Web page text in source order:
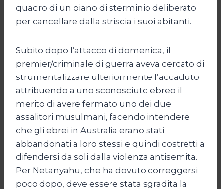
quadro di un piano di sterminio deliberato
per cancellare dalla striscia i suoi abitanti.
Subito dopo l’attacco di domenica, il
premier/criminale di guerra aveva cercato di
strumentalizzare ulteriormente l’accaduto
attribuendo a uno sconosciuto ebreo il
merito di avere fermato uno dei due
assalitori musulmani, facendo intendere
che gli ebrei in Australia erano stati
abbandonati a loro stessi e quindi costretti a
difendersi da soli dalla violenza antisemita.
Per Netanyahu, che ha dovuto correggersi
poco dopo, deve essere stata sgradita la